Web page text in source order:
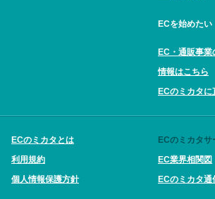
ECを始めたい
EC・通販事
情報はこちら
ECのミカタに
ECのミカタとは
利用規約
個人情報保護方針
ECのミカタサ
EC業界相関図
ECのミカタ通